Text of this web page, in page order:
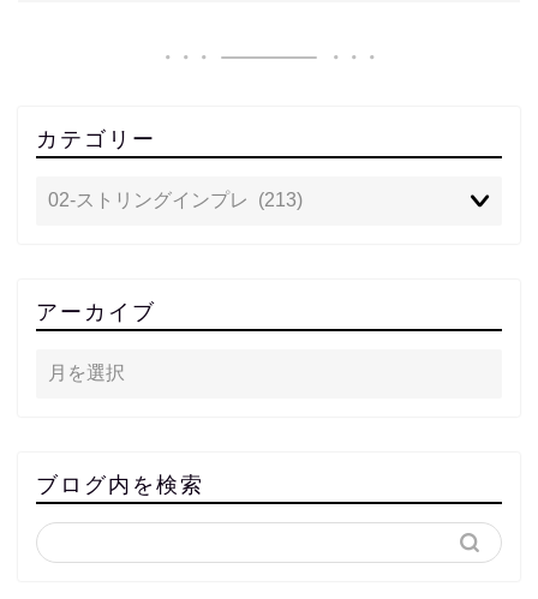
カテゴリー
アーカイブ
ブログ内を検索